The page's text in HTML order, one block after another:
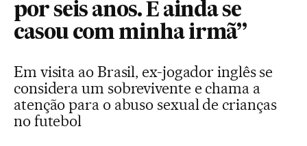
por seis anos. E ainda se
casou com minha irmã”
Em visita ao Brasil, ex-jogador inglês se
considera um sobrevivente e chama a
atenção para o abuso sexual de crianças
no futebol